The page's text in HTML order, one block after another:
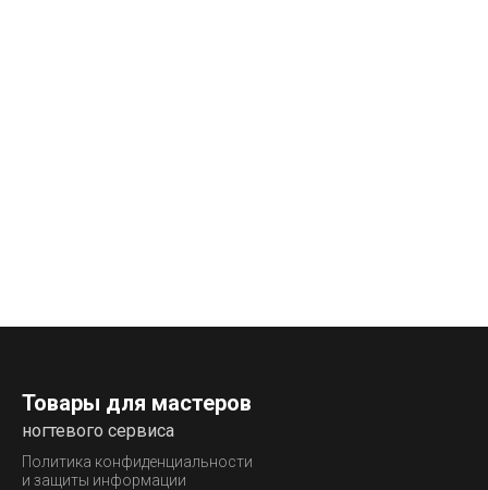
Товары для мастеров
ногтевого сервиса
Политика конфиденциальности
и защиты информации